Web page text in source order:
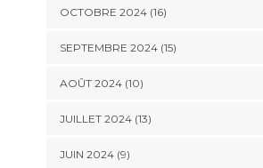
OCTOBRE 2024 (16)
SEPTEMBRE 2024 (15)
AOÛT 2024 (10)
JUILLET 2024 (13)
JUIN 2024 (9)